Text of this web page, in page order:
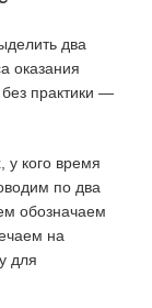
два
оказания
практики —
у кого время
по два
обозначаем
на
для